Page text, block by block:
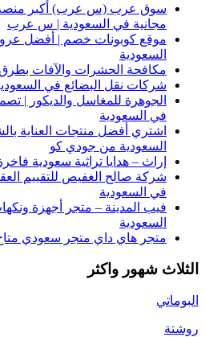
سوق عرب (س عرب) أكبر منصة
مجانية في السعودية | س عرب
موقع كوبونات خصم | أفضل
السعودية
مكافحة الحشرات والآفات بطرق
شركات نقل البضائع في
الجوهرة للمغاسل والديكور |
في السعودية
اشتري أفضل منتجات العناية
السعودية من جودي كو
إراث – هدايا تراثية سعودية
شركة صالح الغفيص للتقييم
في السعودية
فيب المدينة – متجر أجهزة
السعودية
متجر هاي داي متجر سعودي
الثلاث شهور واكثر
البوماتي
روشتة